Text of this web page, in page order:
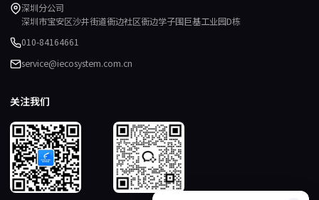
深圳分公司
深圳市宝安区沙井街道衙边社区衙边学子围巨基工业园D栋
010-84164661
service@iecosystem.com.cn
关注我们